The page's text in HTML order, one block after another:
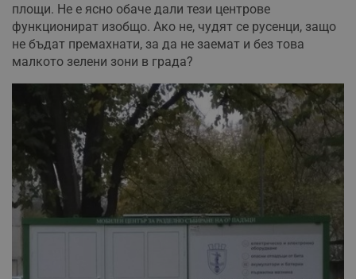
площи. Не е ясно обаче дали тези центрове
функционират изобщо. Ако не, чудят се русенци, защо
не бъдат премахнати, за да не заемат и без това
малкото зелени зони в града?